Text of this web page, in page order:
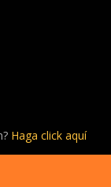
Haga click aquí